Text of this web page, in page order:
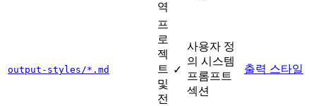
역
output-styles/*.md
프
로
젝
트
및
전
✓
사용자 정
의 시스템
프롬프트
섹션
출력 스타일